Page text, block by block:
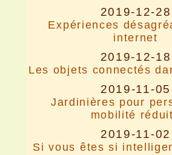
2019-12-28
Expériences
internet
2019-12-18
Les objets connectés
2019-11-05
Jardinières pour
mobilité
2019-11-02
Si vous êtes si